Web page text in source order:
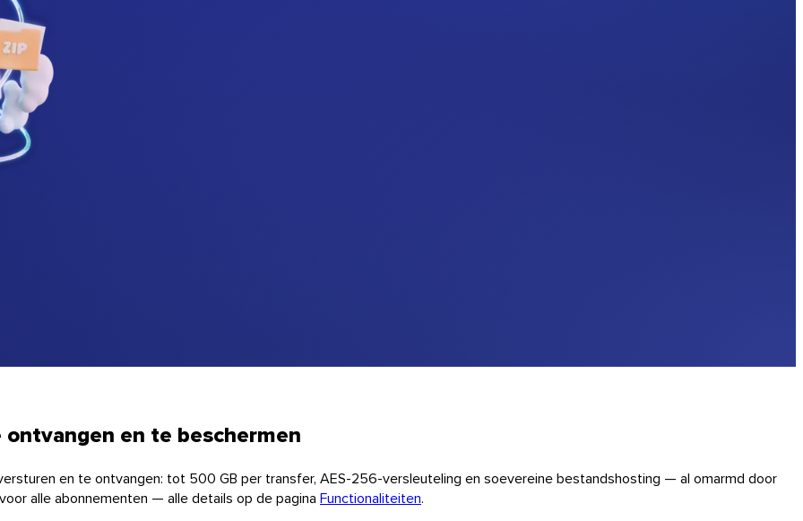
en te beschermen
en te ontvangen: tot 500 GB per transfer, AES-256-versleuteling en soevereine bestandshosting — al omarmd door
alle abonnementen — alle details op de pagina Functionaliteiten.